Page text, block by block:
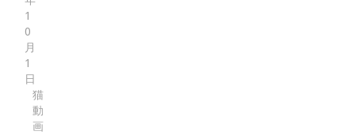
1
0
月
1
日
猫
動
画